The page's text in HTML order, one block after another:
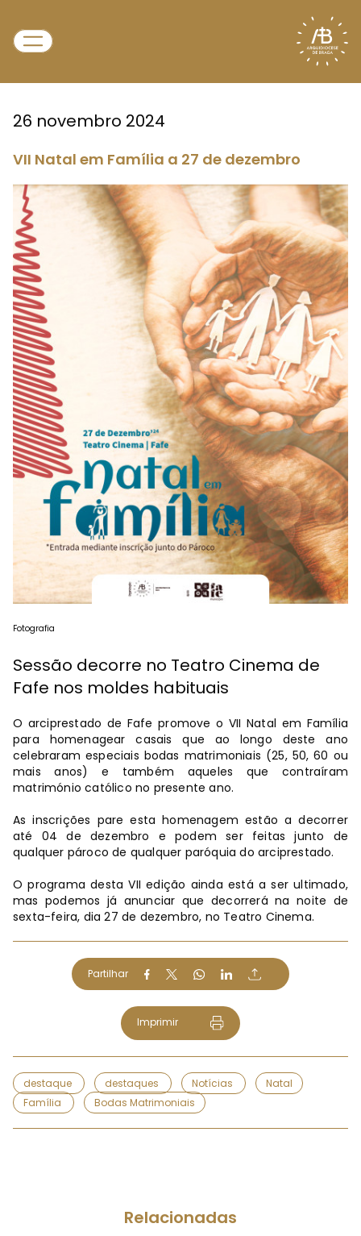
26 novembro 2024
VII Natal em Família a 27 de dezembro
Fotografia
Sessão decorre no Teatro Cinema de
Fafe nos moldes habituais
O arciprestado de Fafe promove o VII Natal em Família
para homenagear casais que ao longo deste ano
celebraram especiais bodas matrimoniais (25, 50, 60 ou
mais anos) e também aqueles que contraíram
matrimónio católico no presente ano.
As inscrições pare esta homenagem estão a decorrer
até 04 de dezembro e podem ser feitas junto de
qualquer pároco de qualquer paróquia do arciprestado.
O programa desta VII edição ainda está a ser ultimado,
mas podemos já anunciar que decorrerá na noite de
sexta-feira, dia 27 de dezembro, no Teatro Cinema.
Partilhar
Imprimir
destaque destaques Notícias
Natal
Família
Bodas Matrimoniais
Relacionadas